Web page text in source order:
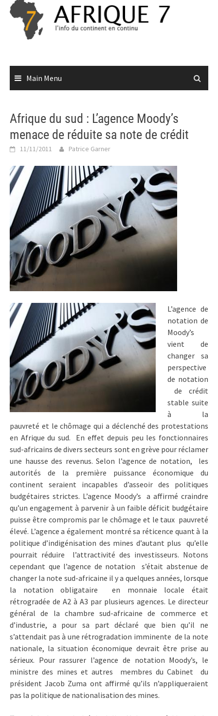
Skip
content
Main Menu
Afrique du sud : L’agence Moody’s
menace de réduite sa note de crédit
11/11/2011 Patrice Garner
L’agence de
notation de
Moody’s
vient de
changer sa
perspective
de notation
de crédit
stable suite
à la
pauvreté et le chômage qui a déclenché des protestations
en Afrique du sud. En effet depuis peu les fonctionnaires
sud-africains de divers secteurs sont en grève pour réclamer
une hausse des revenus. Selon l’agence de notation, les
autorités de la première puissance économique du
continent seraient incapables d’asseoir des politiques
budgétaires strictes. L’agence Moody’s a affirmé craindre
qu’un engagement à parvenir à un faible déficit budgétaire
puisse être compromis par le chômage et le taux pauvreté
élevé. L’agence a également montré sa réticence quant à la
politique d’indigénisation des mines d’autant plus qu’elle
pourrait réduire l’attractivité des investisseurs. Notons
cependant que l’agence de notation s’était abstenue de
changer la note sud-africaine il y a quelques années, lorsque
la notation obligataire en monnaie locale était
rétrogradée de A2 à A3 par plusieurs agences. Le directeur
général de la chambre sud-africaine de commerce et
d’industrie, a pour sa part déclaré que bien qu’il ne
s’attendait pas à une rétrogradation imminente de la note
nationale, la situation économique devrait être prise au
sérieux. Pour rassurer l’agence de notation Moody’s, le
ministre des mines et autres membres du Cabinet du
président Jacob Zuma ont affirmé qu’ils n’appliqueraient
pas la politique de nationalisation des mines.